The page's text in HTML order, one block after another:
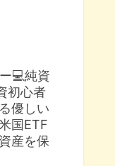
💻純資
初心者
優しい
国ETF
産を保